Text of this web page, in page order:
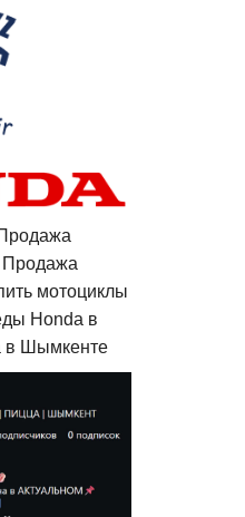
Продажа
мотоциклы
Honda в
в Шымкенте